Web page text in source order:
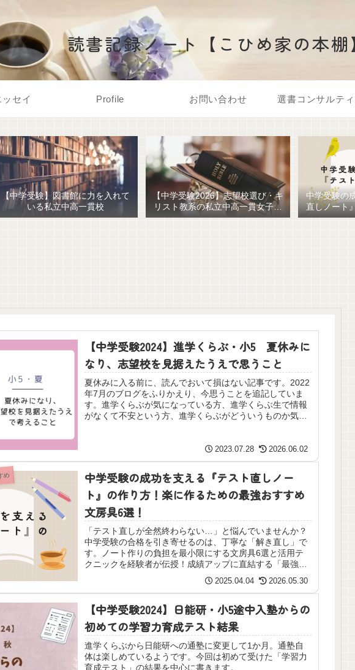
読書記録ノート【こひめ家の本棚
セイ Profile お問い合わせ 選書コンサルテ
【中学受験】図書館に力を入れて
いる私立中高一貫校
【中学受験2026】志望校選び・キ
リスト教系の私立中高一貫女子校
を調べてみました
中学受験の
直しノート
ための最強
【中学受験2024】進学くらぶ・小5 夏休みに
なり、志望校を見据えたうえで思うこと
夏休みに入る前に、読んでおいて損はない記事です。2022
年7月のブログをふりかえり、今思うことを追記していま
す。進学くらぶが気になっている方、進学くらぶ生で情報
がなくて不安という方、進学くらぶがどういうものか気に
2023.07.28 2026.06.02
め
中学受験の成功を支える『テスト直しノー
ト』の作り方！楽に作るための最強おすすめ
文房具6選！
「テスト直しが全然終わらない…」と悩んでいませんか？
中学受験の合格を引き寄せるのは、丁寧な「解き直し」で
す。ノート作りの負担を最小限にする文房具6選と活用テ
クニックを経験者が伝授！成績アップに直結する「最強の
1冊」を今すぐ作り始めましょう。
2025.04.04 2026.05.30
【中学受験2024】日能研・小5途中入塾からの
初めての学習力育成テスト結果
進学くらぶから日能研への通塾に変更して1か月。通塾自
体は楽しめているようです。今回は初めて受けた「学習力
育成テスト」の結果を中心に書きます。